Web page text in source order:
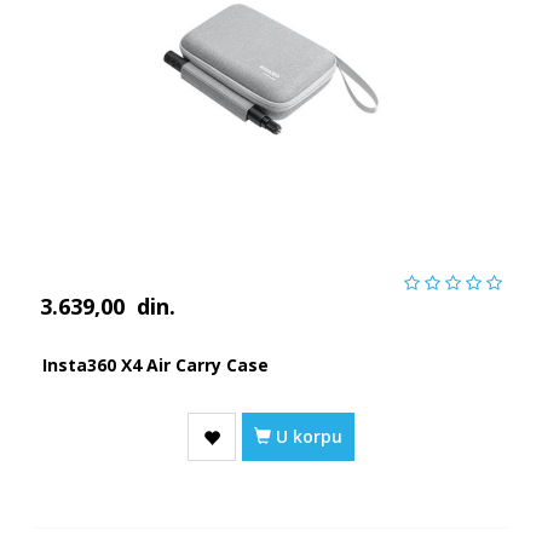
3.639,00 din.
Insta360 X4 Air Carry Case
U korpu